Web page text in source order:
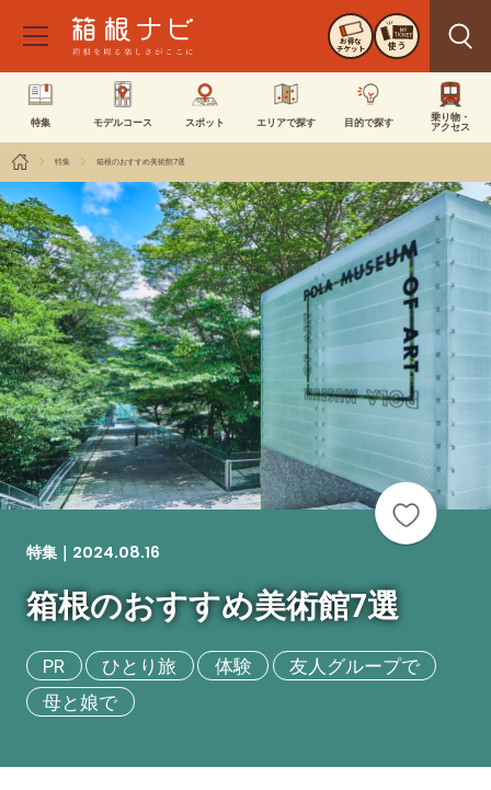
お得な
チケット 使う
特集 モデルコース スポット エリアで探す 目的で探す
乗り物・
アクセス
特集 箱根のおすすめ美術館7選
特集｜ 2024.08.16
箱根のおすすめ美術館7選
PR ひとり旅 体験
友人グループで
母と娘で